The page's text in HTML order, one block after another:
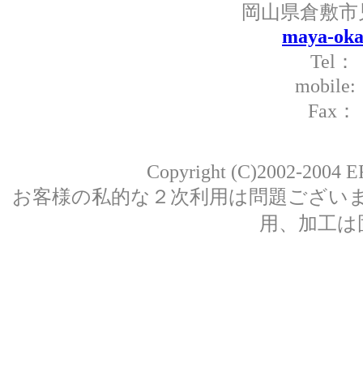
岡山県倉敷
maya-
Tel：
Fax
Copyright (C)2002-2004
お客様の私的な２次利用は問題ござい
用、加工